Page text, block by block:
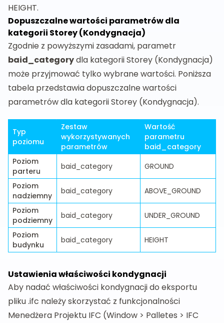
HEIGHT.
Dopuszczalne wartości parametrów dla
kategorii Storey (Kondygnacja)
Zgodnie z powyższymi zasadami, parametr
baid_categorydla kategorii Storey (Kondygnacja)
może przyjmować tylko wybrane wartości. Poniższa
tabela przedstawia dopuszczalne wartości
parametrów dla kategorii Storey (Kondygnacja).
Typ
poziomu
Zestaw
wykorzystywanych
parametrów
Wartość
parametru
baid_category
Poziom
parteru
baid_category
GROUND
Poziom
nadziemny
baid_category
ABOVE_GROUND
Poziom
podziemny
baid_category
UNDER_GROUND
Poziom
budynku
baid_category HEIGHT
Ustawienia właściwości kondygnacji
Aby nadać właściwości kondygnacji do eksportu
pliku .ifc należy skorzystać z funkcjonalności
Menedżera Projektu IFC (Window > Palletes > IFC